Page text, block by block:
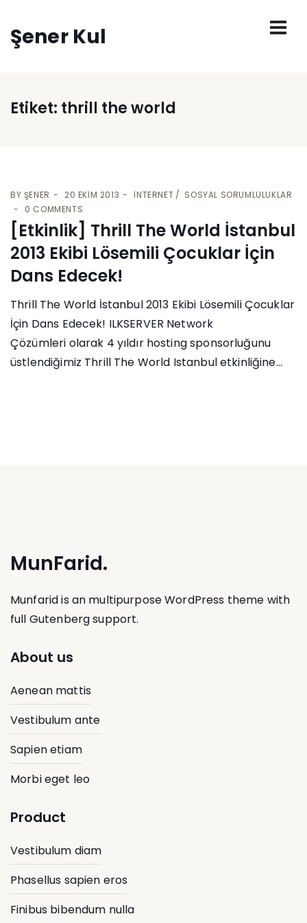
Şener Kul
Etiket: thrill the world
BY ŞENER 20 EKIM 2013 İNTERNET
SOSYAL SORUMLULUKLAR
0 COMMENTS
[Etkinlik] Thrill The World İstanbul
2013 Ekibi Lösemili Çocuklar İçin
Dans Edecek!
Thrill The World İstanbul 2013 Ekibi Lösemili Çocuklar
İçin Dans Edecek! ILKSERVER Network
Çözümleri olarak 4 yıldır hosting sponsorluğunu
üstlendiğimiz Thrill The World Istanbul etkinliğine...
MunFarid.
Munfarid is an multipurpose WordPress theme with
full Gutenberg support.
About us
Aenean mattis
Vestibulum ante
Sapien etiam
Morbi eget leo
Product
Vestibulum diam
Phasellus sapien eros
Finibus bibendum nulla